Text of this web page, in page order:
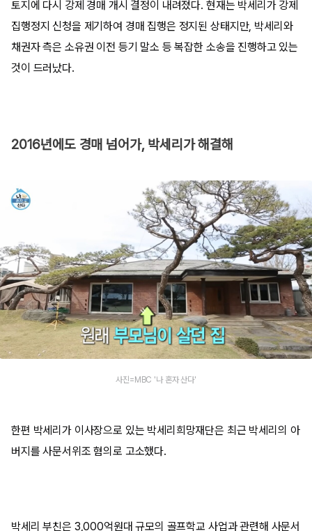
토지에 다시 강제 경매 개시 결정이 내려졌다. 현재는 박세리가 강제
집행정지 신청을 제기하여 경매 집행은 정지된 상태지만, 박세리와
채권자 측은 소유권 이전 등기 말소 등 복잡한 소송을 진행하고 있는
것이 드러났다.
2016년에도 경매 넘어가, 박세리가 해결해
사진=MBC '나 혼자 산다'
한편 박세리가 이사장으로 있는 박세리희망재단은 최근 박세리의 아
버지를 사문서위조 혐의로 고소했다.
박세리 부친은 3,000억원대 규모의 골프학교 사업과 관련해 사문서